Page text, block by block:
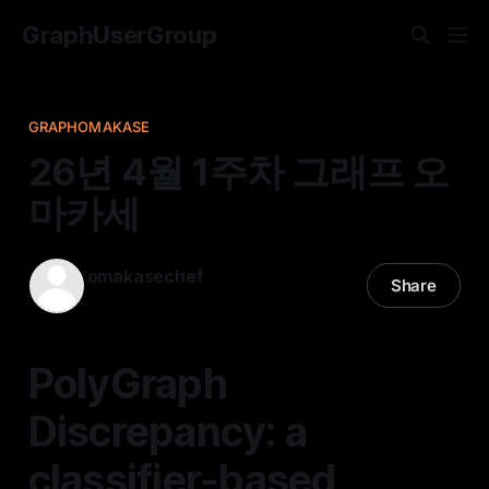
GraphUserGroup
GRAPHOMAKASE
26년 4월 1주차 그래프 오
마카세
omakasechef Share
PolyGraph
Discrepancy: a